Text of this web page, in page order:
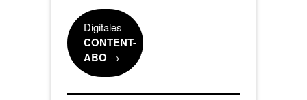
Digitales
CONTENT-
ABO →